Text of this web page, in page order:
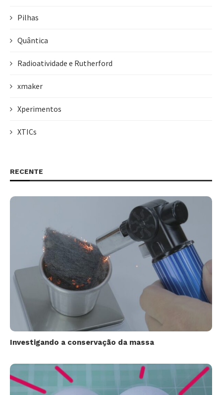
Pilhas
Quântica
Radioatividade e Rutherford
xmaker
Xperimentos
XTICs
RECENTE
Investigando a conservação da massa